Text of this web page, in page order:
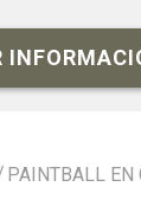
PAINTBALL EN